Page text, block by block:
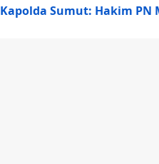
Kapolda Sumut: Hakim